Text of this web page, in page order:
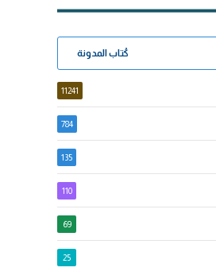
كُتاب المدونة
11241
784
135
110
69
25